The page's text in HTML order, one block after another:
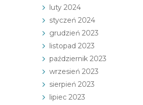
luty 2024
styczeń 2024
grudzień 2023
listopad 2023
październik 2023
wrzesień 2023
sierpień 2023
lipiec 2023